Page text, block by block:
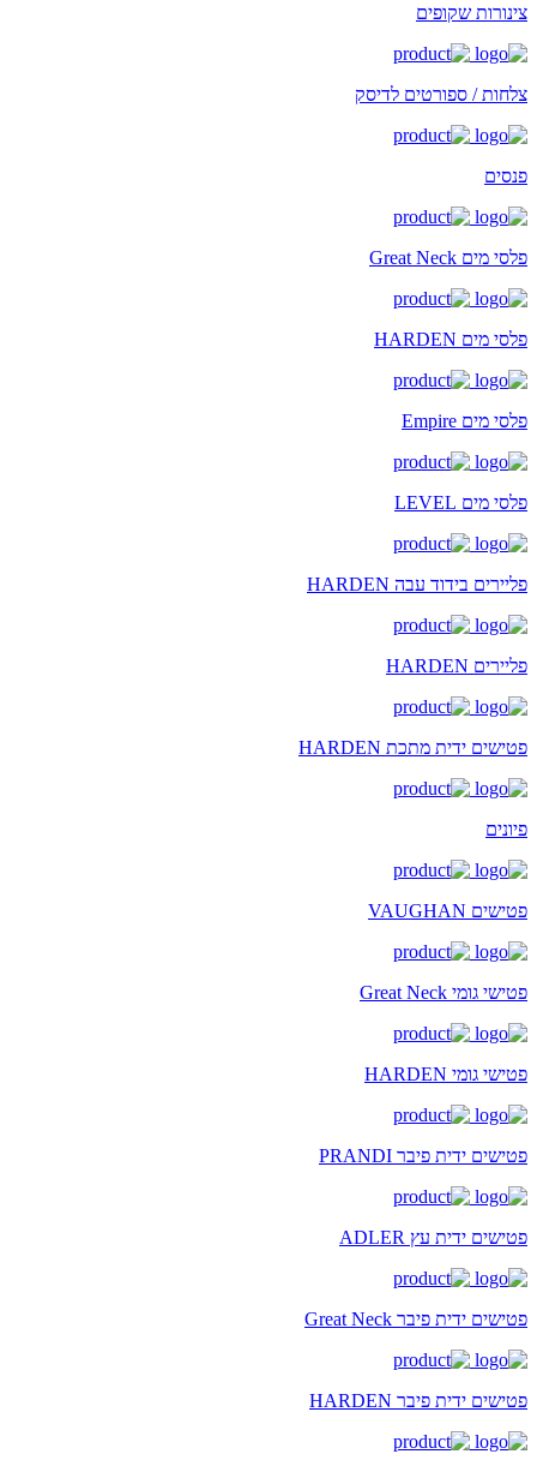
צינורות שקופים
צלחות / ספורטים לדיסק
פנסים
פלסי מים Great Neck
פלסי מים HARDEN
פלסי מים Empire
פלסי מים LEVEL
פליירים בידוד עבה HARDEN
פליירים HARDEN
פטישים ידית מתכת HARDEN
פיונים
פטישים VAUGHAN
פטישי גומי Great Neck
פטישי גומי HARDEN
פטישים ידית פיבר PRANDI
פטישים ידית עץ ADLER
פטישים ידית פיבר Great Neck
פטישים ידית פיבר HARDEN